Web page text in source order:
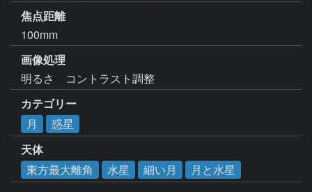
焦点距離
100mm
画像処理
明るさ　コントラスト調整
カテゴリー
月
惑星
天体
東方最大離角
水星 細い月 月と水星